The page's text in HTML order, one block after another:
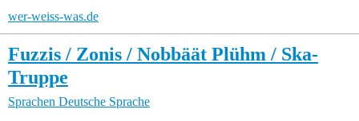
wer-weiss-was.de
Fuzzis / Zonis / Nobbäät Plühm / Ska-
Truppe
Sprachen Deutsche Sprache